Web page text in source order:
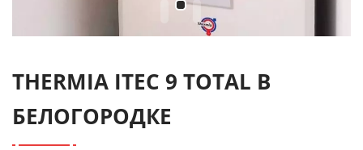
THERMIA ITEC 9 TOTAL В
БЕЛОГОРОДКЕ